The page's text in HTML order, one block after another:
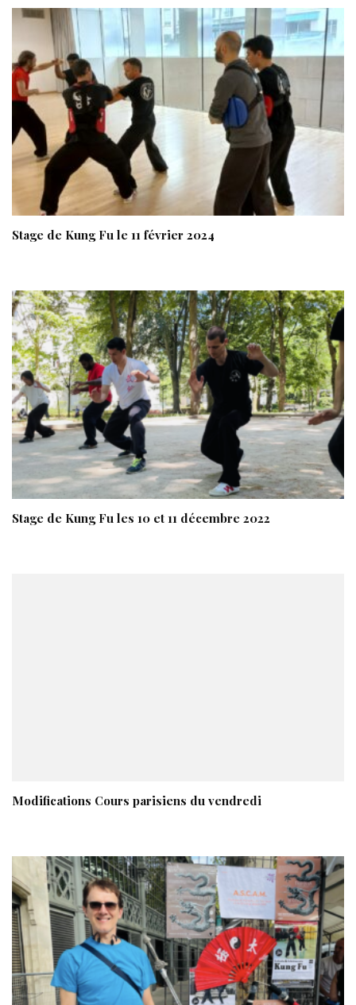
Stage de Kung Fu le 11 février 2024
Stage de Kung Fu les 10 et 11 décembre 2022
Modifications Cours parisiens du vendredi